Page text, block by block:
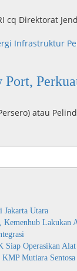
Direktorat
Infrastruktur
atau
Jakarta Utara
Lakukan
Operasikan
Mutiara